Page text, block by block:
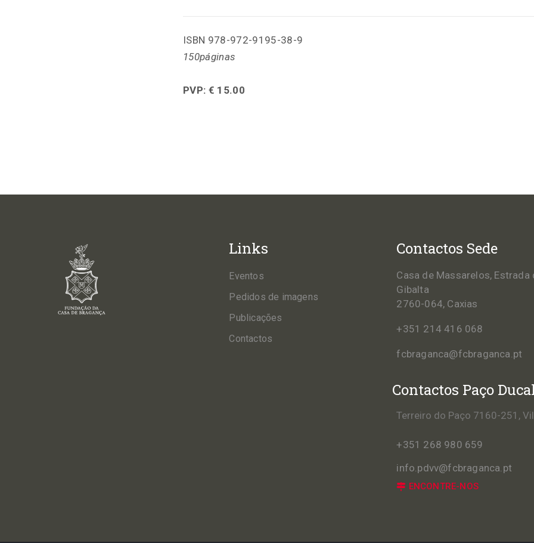
ISBN 978-972-9195-38-9
150páginas
PVP: € 15.00
Links
Eventos
Pedidos de imagens
Publicações
Contactos
Contactos Sede
Casa de Massarelos, Estrada
Gibalta
2760-064, Caxias
+351 214 416 068
fcbraganca@fcbraganca.pt
Contactos Paço
Terreiro do Paço 7160-251,
+351 268 980 659
info.pdvv@fcbraganca.pt
ENCONTRE-NOS